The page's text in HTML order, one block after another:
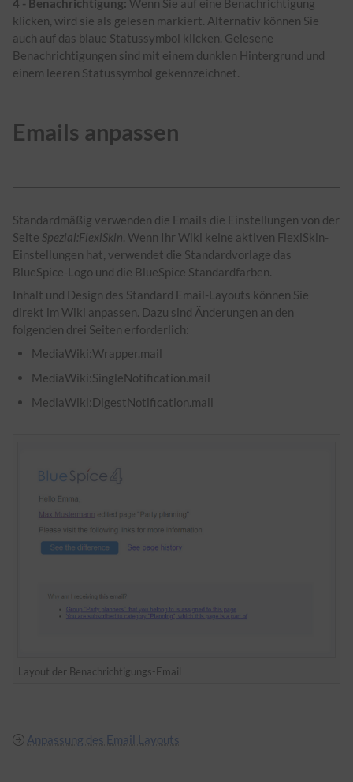
4 - Benachrichtigung: Wenn Sie auf eine Benachrichtigung
klicken, wird sie als gelesen markiert. Alternativ können Sie
auch auf das blaue Statussymbol klicken. Gelesene
Benachrichtigungen sind mit einem dunklen Hintergrund und
einem leeren Statussymbol gekennzeichnet.
Emails anpassen
Standardmäßig verwenden die Emails die Einstellungen von der
Seite Spezial:FlexiSkin. Wenn Ihr Wiki keine aktiven FlexiSkin-
Einstellungen hat, verwendet die Standardvorlage das
BlueSpice-Logo und die BlueSpice Standardfarben.
Inhalt und Design des Standard Email-Layouts können Sie
direkt im Wiki anpassen. Dazu sind Änderungen an den
folgenden drei Seiten erforderlich:
MediaWiki:Wrapper.mail
MediaWiki:SingleNotification.mail
MediaWiki:DigestNotification.mail
Layout der Benachrichtigungs-Email
Anpassung des Email Layouts